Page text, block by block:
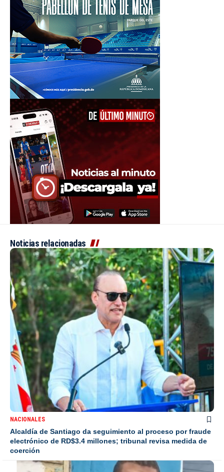
Noticias relacionadas
NACIONALES
Alcaldía de Santiago da seguimiento al proceso por fraude
electrónico de RD$3.4 millones; tribunal revisa medida de
coerción